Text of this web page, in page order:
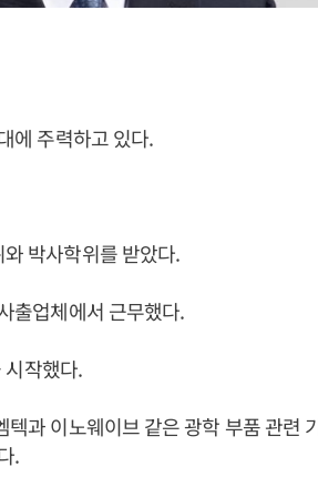
에 주력하고 있다.
박사학위를 받았다.
출업체에서 근무했다.
작했다.
과 이노웨이브 같은 광학 부품 관련
.